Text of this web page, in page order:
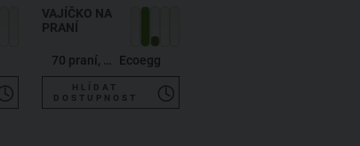
VAJÍČKO NA
PRANÍ
70 praní, jarní květy Ecoegg
HLÍDAT
DOSTUPNOST